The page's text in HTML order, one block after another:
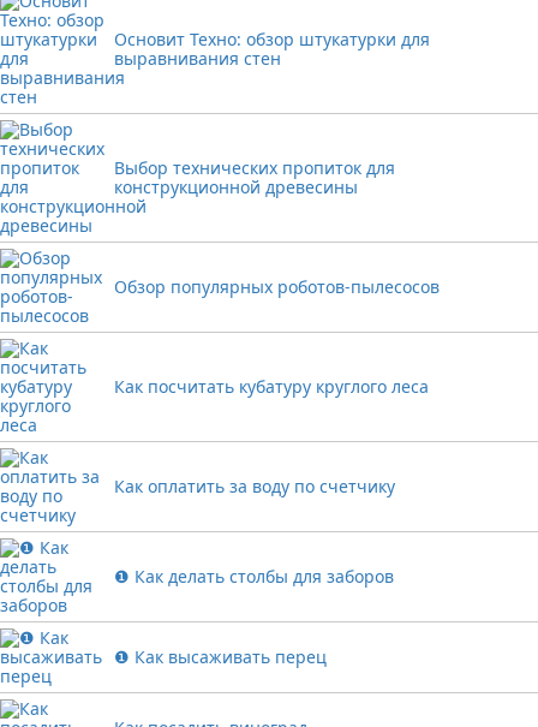
Основит Техно: обзор штукатурки для
выравнивания стен
Выбор технических пропиток для
конструкционной древесины
Обзор популярных роботов-пылесосов
Как посчитать кубатуру круглого леса
Как оплатить за воду по счетчику
❶ Как делать столбы для заборов
❶ Как высаживать перец